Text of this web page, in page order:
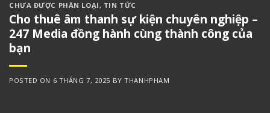
CHƯA ĐƯỢC PHÂN LOẠI, TIN TỨC
Cho thuê âm thanh sự kiện chuyên nghiệp –
247 Media đồng hành cùng thành công của
bạn
POSTED ON 6 THÁNG 7, 2025 BYTHANHPHAM